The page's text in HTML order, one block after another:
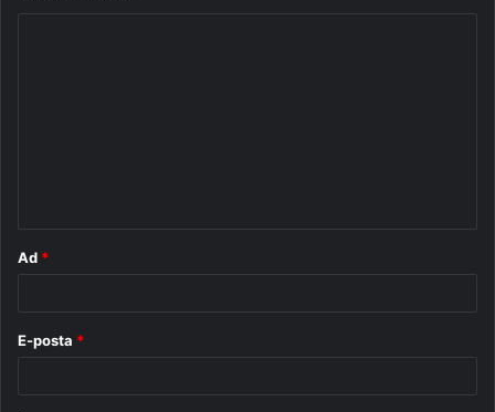
Ad *
E-posta *